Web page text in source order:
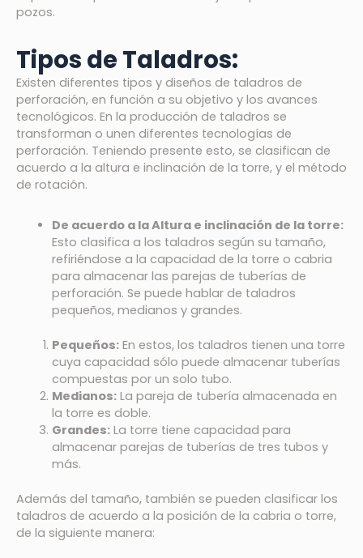
pozos.
Tipos de Taladros:
Existen diferentes tipos y diseños de taladros de
perforación, en función a su objetivo y los avances
tecnológicos. En la producción de taladros se
transforman o unen diferentes tecnologías de
perforación. Teniendo presente esto, se clasifican de
acuerdo a la altura e inclinación de la torre, y el método
de rotación.
De acuerdo a la Altura e inclinación de la torre:
Esto clasifica a los taladros según su tamaño,
refiriéndose a la capacidad de la torre o cabria
para almacenar las parejas de tuberías de
perforación. Se puede hablar de taladros
pequeños, medianos y grandes.
Pequeños:En estos, los taladros tienen una torre
cuya capacidad sólo puede almacenar tuberías
compuestas por un solo tubo.
Medianos:La pareja de tubería almacenada en
la torre es doble.
Grandes:La torre tiene capacidad para
almacenar parejas de tuberías de tres tubos y
más.
Además del tamaño, también se pueden clasificar los
taladros de acuerdo a la posición de la cabria o torre,
de la siguiente manera: